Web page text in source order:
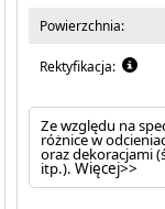
Powierzchnia:
Rektyfikacja:
Ze względu na
różnice w
oraz dekoracjami
itp.).Więcej>>